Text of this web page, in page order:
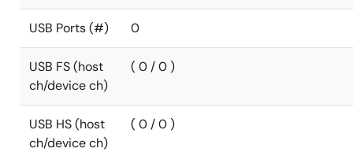
USB Ports (#) 0
USB FS (host
ch/device ch)
( 0 / 0 )
USB HS (host
ch/device ch)
( 0 / 0 )